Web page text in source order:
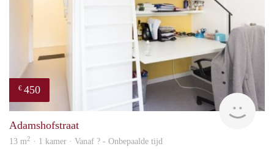
€ 450
rent
Adamshofstraat
13 m2 · 1 kamer · Vanaf ? - Onbepaalde tijd